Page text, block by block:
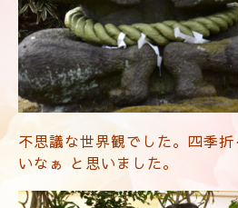
不思議な世界観でした。四季
いなぁ と思いました。